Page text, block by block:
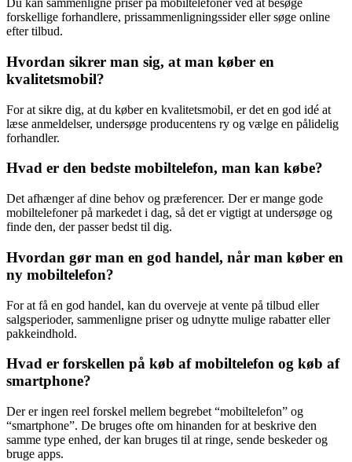
Du kan sammenligne priser på mobiltelefoner ved at besøge
forskellige forhandlere, prissammenligningssider eller søge online
efter tilbud.
Hvordan sikrer man sig, at man køber en
kvalitetsmobil?
For at sikre dig, at du køber en kvalitetsmobil, er det en god idé at
læse anmeldelser, undersøge producentens ry og vælge en pålidelig
forhandler.
Hvad er den bedste mobiltelefon, man kan købe?
Det afhænger af dine behov og præferencer. Der er mange gode
mobiltelefoner på markedet i dag, så det er vigtigt at undersøge og
finde den, der passer bedst til dig.
Hvordan gør man en god handel, når man køber en
ny mobiltelefon?
For at få en god handel, kan du overveje at vente på tilbud eller
salgsperioder, sammenligne priser og udnytte mulige rabatter eller
pakkeindhold.
Hvad er forskellen på køb af mobiltelefon og køb af
smartphone?
Der er ingen reel forskel mellem begrebet “mobiltelefon” og
“smartphone”. De bruges ofte om hinanden for at beskrive den
samme type enhed, der kan bruges til at ringe, sende beskeder og
bruge apps.